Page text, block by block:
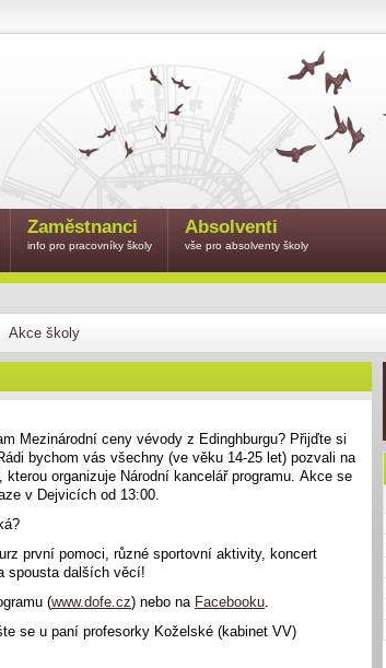
Akce školy
Mezinárodní ceny vévody z Edinghburgu? Přijďte si
bychom vás všechny (ve věku 14-25 let) pozvali na
kterou organizuje Národní kancelář programu. Akce se
v Dejvicích od 13:00.
první pomoci, různé sportovní aktivity, koncert
spousta dalších věcí!
(www.dofe.cz) nebo na Facebooku.
se u paní profesorky Koželské (kabinet VV)
Zaměstnanci
info pro pracovníky školy
Absolventi
vše pro absolventy školy